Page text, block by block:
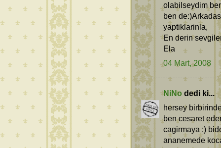
olabilseydim
ben
yaptiklarinla,
En derin
Ela
04 Mart, 2008
NiNo dedi ki...
hersey
ben cesaret
cagirmaya :)
ananemede